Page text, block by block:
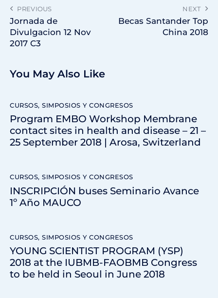
PREVIOUS
Jornada de
Divulgacion 12 Nov
2017 C3
NEXT
Becas Santander Top
China 2018
You May Also Like
CURSOS, SIMPOSIOS Y CONGRESOS
Program EMBO Workshop Membrane
contact sites in health and disease – 21 –
25 September 2018 | Arosa, Switzerland
CURSOS, SIMPOSIOS Y CONGRESOS
INSCRIPCIÓN buses Seminario Avance
1º Año MAUCO
CURSOS, SIMPOSIOS Y CONGRESOS
YOUNG SCIENTIST PROGRAM (YSP)
2018 at the IUBMB-FAOBMB Congress
to be held in Seoul in June 2018